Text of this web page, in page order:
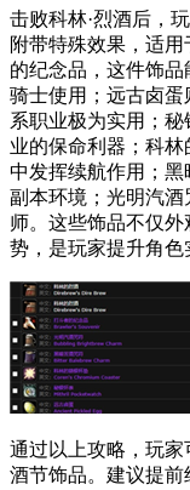
击败科林·烈酒后，
附带特殊效果，适
的纪念品，这件饰
骑士使用；远古卤
系职业极为实用；
业的保命利器；科
中发挥续航作用；
副本环境；光明汽
师。这些饰品不仅
势，是玩家提升角色
通过以上攻略，玩
酒节饰品。建议提